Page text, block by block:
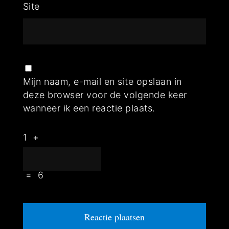
Site
Mijn naam, e-mail en site opslaan in
deze browser voor de volgende keer
wanneer ik een reactie plaats.
1 +
= 6